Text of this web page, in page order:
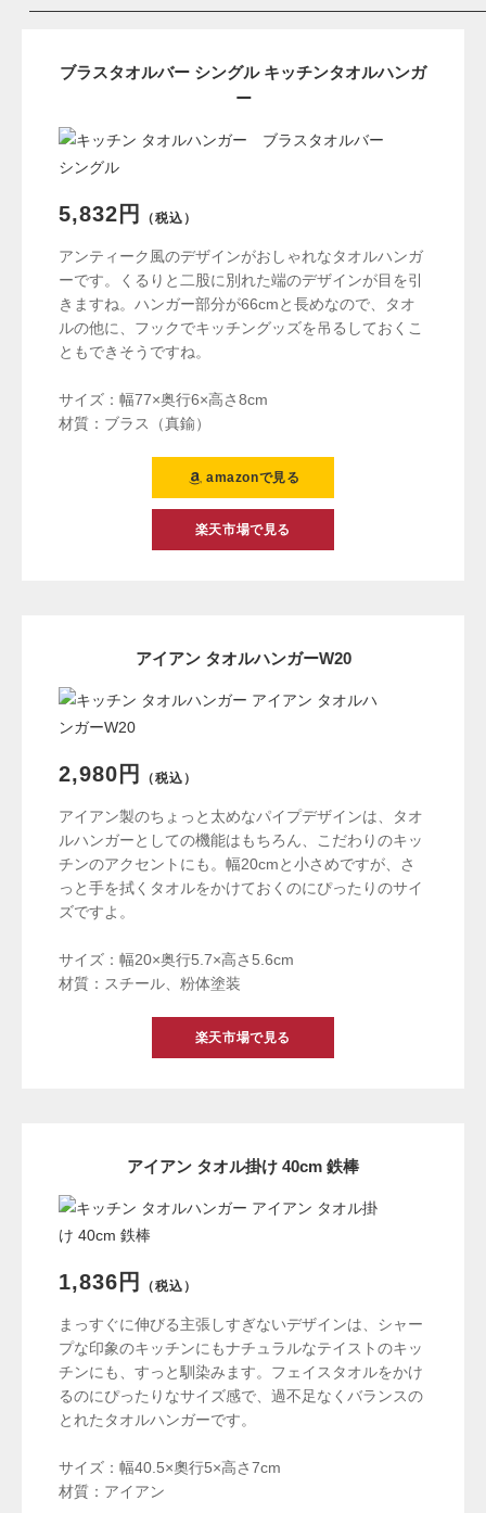
ブラスタオルバー シングル キッチンタオルハンガ
ー
5,832円 （税込）
アンティーク風のデザインがおしゃれなタオルハンガ
ーです。くるりと二股に別れた端のデザインが目を引
きますね。ハンガー部分が66cmと長めなので、タオ
ルの他に、フックでキッチングッズを吊るしておくこ
ともできそうですね。
サイズ：幅77×奥行6×高さ8cm
材質：ブラス（真鍮）
amazonで見る
楽天市場で見る
アイアン タオルハンガーW20
2,980円 （税込）
アイアン製のちょっと太めなパイプデザインは、タオ
ルハンガーとしての機能はもちろん、こだわりのキッ
チンのアクセントにも。幅20cmと小さめですが、さ
っと手を拭くタオルをかけておくのにぴったりのサイ
ズですよ。
サイズ：幅20×奥行5.7×高さ5.6cm
材質：スチール、粉体塗装
楽天市場で見る
アイアン タオル掛け 40cm 鉄棒
1,836円 （税込）
まっすぐに伸びる主張しすぎないデザインは、シャー
プな印象のキッチンにもナチュラルなテイストのキッ
チンにも、すっと馴染みます。フェイスタオルをかけ
るのにぴったりなサイズ感で、過不足なくバランスの
とれたタオルハンガーです。
サイズ：幅40.5×奧行5×高さ7cm
材質：アイアン